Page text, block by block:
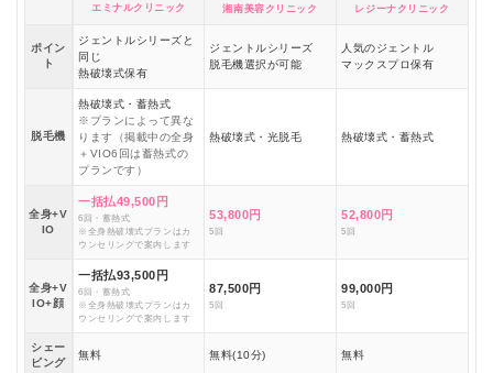
エミナルクリニック 湘南美容クリニック レジーナクリニック
ポイン
ト
ジェントルシリーズと
同じ
熱破壊式保有
ジェントルシリーズ
脱毛機選択が可能
人気のジェントル
マックスプロ保有
脱毛機
熱破壊式・蓄熱式
※プランによって異な
ります（掲載中の全身
＋VIO6回は蓄熱式の
プランです）
熱破壊式・光脱毛 熱破壊式・蓄熱式
全身+V
IO
一括払49,500円
6回・蓄熱式
※全身熱破壊式プランはカ
ウンセリングで案内します
53,800円
5回
52,800円
5回
全身+V
IO+顔
一括払93,500円
6回・蓄熱式
※全身熱破壊式プランはカ
ウンセリングで案内します
87,500円
5回
99,000円
5回
シェー
ビング
無料 無料(10分) 無料